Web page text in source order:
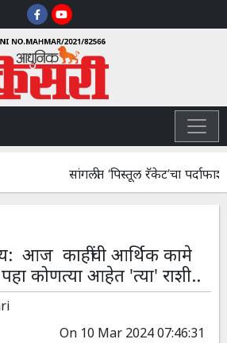
सांगलीत ‘पिस्तूल रॅकेट’चा
आज काहींची आर्थिक कामे
कोणत्या आहेत 'त्या' राशी..
On 10 Mar 2024 07:46:31